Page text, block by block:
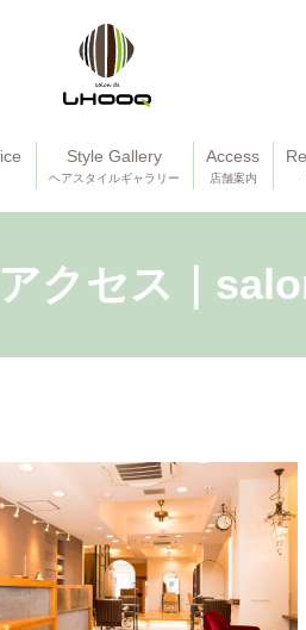
Style Gallery
ヘアスタイルギャラリー
Access
店舗案内
クセス｜